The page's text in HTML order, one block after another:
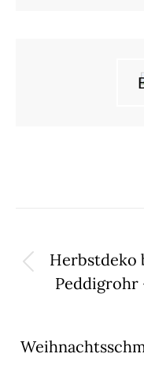
Herbstdeko
Peddigrohr